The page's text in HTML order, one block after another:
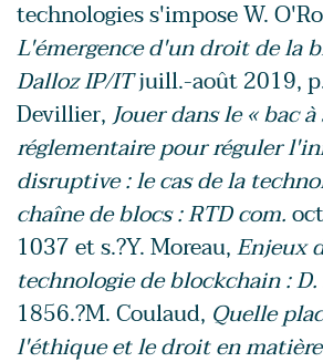
technologies s'impose W.
L'émergence d'un droit de la
Dalloz IP/ITjuill.-août 2019,
Devillier,Jouer dans le « bac
réglementaire pour réguler
disruptive : le cas de la
chaîne de blocs : RTD com.
1037 et s.?Y. Moreau,Enjeux
technologie de blockchain : D.
1856.?M. Coulaud, Quelle
l'éthique et le droit en